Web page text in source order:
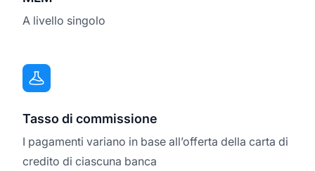
A livello singolo
Tasso di commissione
I pagamenti variano in base all’offerta della carta di
credito di ciascuna banca